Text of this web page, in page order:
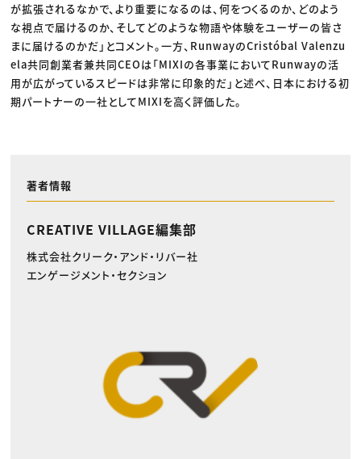
が拡張されるなかで、より重要になるのは、何をつくるのか、どのよう
な視点で届けるのか、そしてどのような物語や体験をユーザーの皆さ
まに届けるのかだ」とコメント。一方、RunwayのCristóbal Valenzu
ela共同創業者兼共同CEOは「MIXIの各事業においてRunwayの活
用が広がっているスピードは非常に印象的だ」と述べ、日本における初
期パートナーの一社としてMIXIを高く評価した。
著者情報
CREATIVE VILLAGE編集部
株式会社クリーク・アンド・リバー社
エンゲージメント・セクション